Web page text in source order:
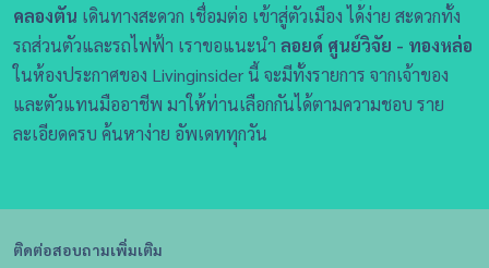
คลองตัน เดินทางสะดวก เชื่อมต่อ เข้าสู่ตัวเมือง ได้ง่าย สะดวกทั้ง
รถส่วนตัวและรถไฟฟ้า เราขอแนะนำ ลอยด์ ศูนย์วิจัย - ทองหล่อ
ในห้องประกาศของ Livinginsider นี้ จะมีทั้งรายการ จากเจ้าของ
และตัวแทนมืออาชีพ มาให้ท่านเลือกกันได้ตามความชอบ ราย
ละเอียดครบ ค้นหาง่าย อัพเดททุกวัน
ติดต่อสอบถามเพิ่มเติม